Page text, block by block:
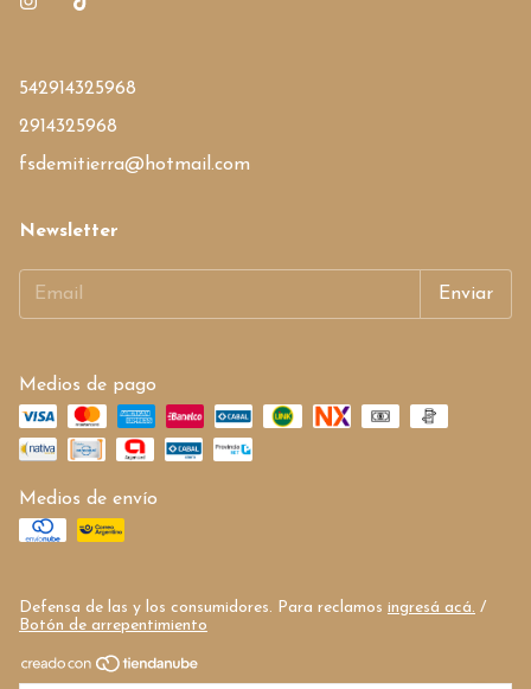
542914325968
2914325968
fsdemitierra@hotmail.com
Newsletter
Medios de pago
Medios de envío
Defensa de las y los consumidores. Para reclamos ingresá acá. /
Botón de arrepentimiento